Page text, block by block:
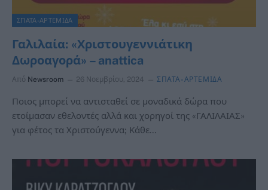
ΣΠΑΤΑ-ΑΡΤΕΜΙΔΑ
Γαλιλαία: «Χριστουγεννιάτικη
Δωροαγορά» – anattica
Από Newsroom 26 Νοεμβρίου, 2024 ΣΠΑΤΑ-ΑΡΤΕΜΙΔΑ
Ποιος μπορεί να αντισταθεί σε μοναδικά δώρα που
ετοίμασαν εθελοντές αλλά και χορηγοί της «ΓΑΛΙΛΑΙΑΣ»
για φέτος τα Χριστούγεννα; Κάθε…